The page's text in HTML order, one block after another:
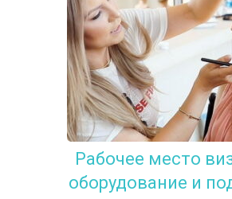
Рабочее место
оборудование и